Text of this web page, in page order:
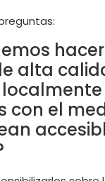
alta
con el